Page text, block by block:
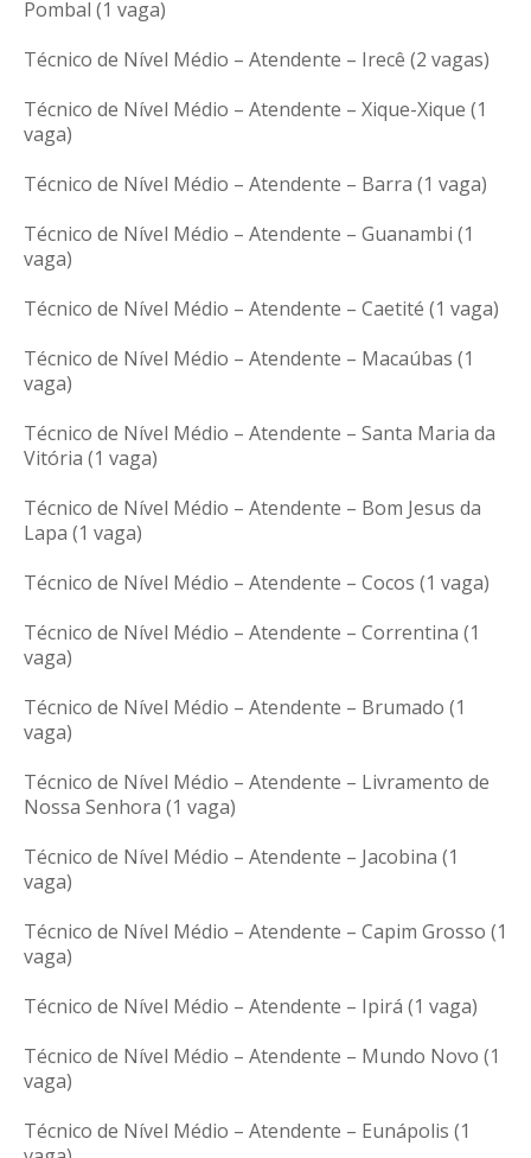
Pombal (1 vaga)
Técnico de Nível Médio – Atendente – Irecê (2 vagas)
Técnico de Nível Médio – Atendente – Xique-Xique (1
vaga)
Técnico de Nível Médio – Atendente – Barra (1 vaga)
Técnico de Nível Médio – Atendente – Guanambi (1
vaga)
Técnico de Nível Médio – Atendente – Caetité (1 vaga)
Técnico de Nível Médio – Atendente – Macaúbas (1
vaga)
Técnico de Nível Médio – Atendente – Santa Maria da
Vitória (1 vaga)
Técnico de Nível Médio – Atendente – Bom Jesus da
Lapa (1 vaga)
Técnico de Nível Médio – Atendente – Cocos (1 vaga)
Técnico de Nível Médio – Atendente – Correntina (1
vaga)
Técnico de Nível Médio – Atendente – Brumado (1
vaga)
Técnico de Nível Médio – Atendente – Livramento de
Nossa Senhora (1 vaga)
Técnico de Nível Médio – Atendente – Jacobina (1
vaga)
Técnico de Nível Médio – Atendente – Capim Grosso (1
vaga)
Técnico de Nível Médio – Atendente – Ipirá (1 vaga)
Técnico de Nível Médio – Atendente – Mundo Novo (1
vaga)
Técnico de Nível Médio – Atendente – Eunápolis (1